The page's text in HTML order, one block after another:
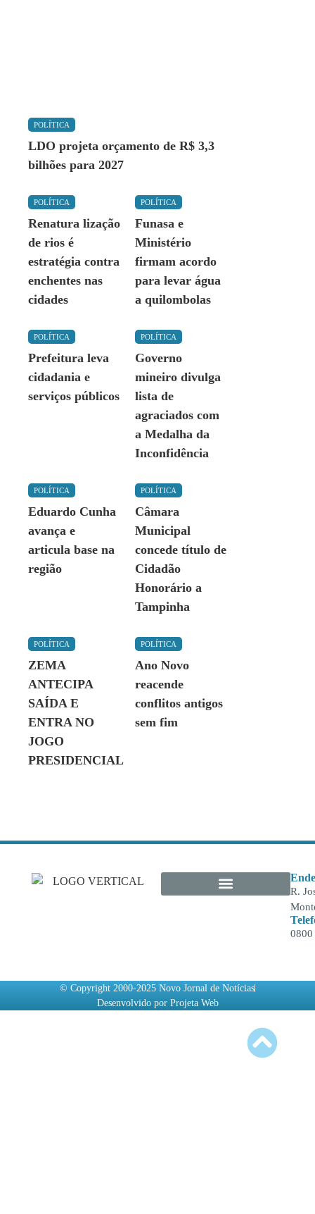
POLÍTICA
LDO projeta orçamento de R$ 3,3
bilhões para 2027
POLÍTICA
Renatura lização
de rios é
estratégia contra
enchentes nas
cidades
POLÍTICA
Funasa e
Ministério
firmam acordo
para levar água
a quilombolas
POLÍTICA
Prefeitura leva
cidadania e
serviços públicos
POLÍTICA
Governo
mineiro divulga
lista de
agraciados com
a Medalha da
Inconfidência
POLÍTICA
Eduardo Cunha
avança e
articula base na
região
POLÍTICA
Câmara
Municipal
concede título de
Cidadão
Honorário a
Tampinha
POLÍTICA
ZEMA
ANTECIPA
SAÍDA E
ENTRA NO
JOGO
PRESIDENCIAL
POLÍTICA
Ano Novo
reacende
conflitos antigos
sem fim
R.
0800
© Copyright 2000-2025 Novo Jornal de Notícias
Desenvolvido por Projeta Web